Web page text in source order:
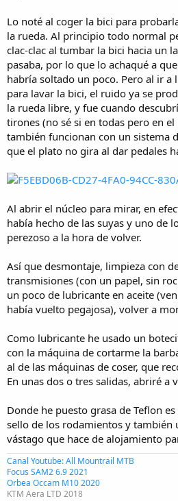
Lo noté al coger la bici para
la rueda. Al principio todo normal
clac-clac al tumbar la bici hacia un
pasaba, por lo que lo achaqué a
habría soltado un poco. Pero al ir a
para lavar la bici, el ruido ya se
la rueda libre, y fue cuando
tirones (no sé si en todas pero en
también funcionan con un sistema
que el plato no gira al dar pedales
Al abrir el núcleo para mirar, en
había hecho de las suyas y uno de
perezoso a la hora de volver.
Así que desmontaje, limpieza con
transmisiones (con un papel, sin
un poco de lubricante en aceite
había vuelto pegajosa), volver a
Como lubricante he usado un
con la máquina de cortarme la
al de las máquinas de coser, que
En unas dos o tres salidas, abriré a
Donde he puesto grasa de Teflon
sello de los rodamientos y también
vástago que hace de alojamiento
Canal Youtube: All Mountrail MTB
Focus SAM2 6.9 2021
Orbea Occam M10 2020
KTM Aera LTD 2018